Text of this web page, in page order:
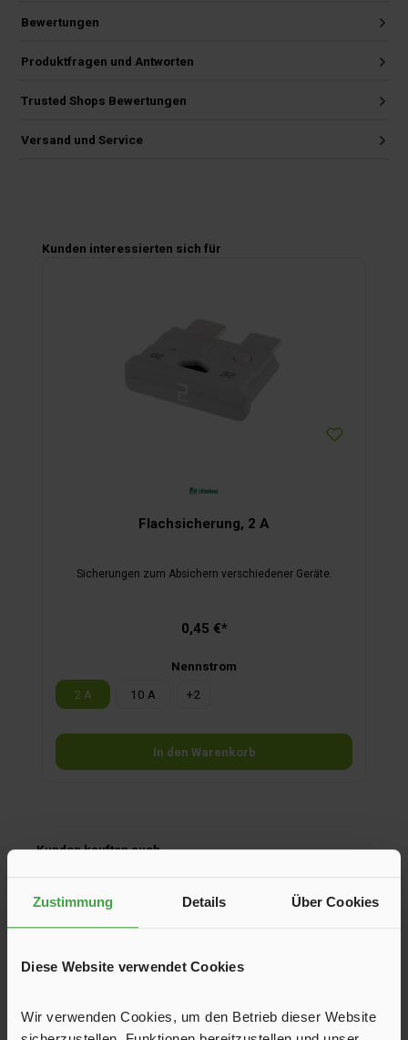
Zustimmung Details Über Cookies
Diese Website verwendet Cookies
Wir verwenden Cookies, um den Betrieb dieser Website
Bewertungen
Produktfragen und Antworten
Trusted Shops Bewertungen
Versand und Service
Produktgalerie überspringen
Kunden interessierten sich für
Flachsicherung, 2 A
Sicherungen zum Absichern verschiedener Geräte.
0,45 €*
Nennstrom
2 A
10 A +2
In den Warenkorb
Produktgalerie überspringen
Kunden kauften auch